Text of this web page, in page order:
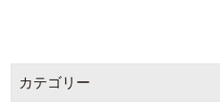
カテゴリー